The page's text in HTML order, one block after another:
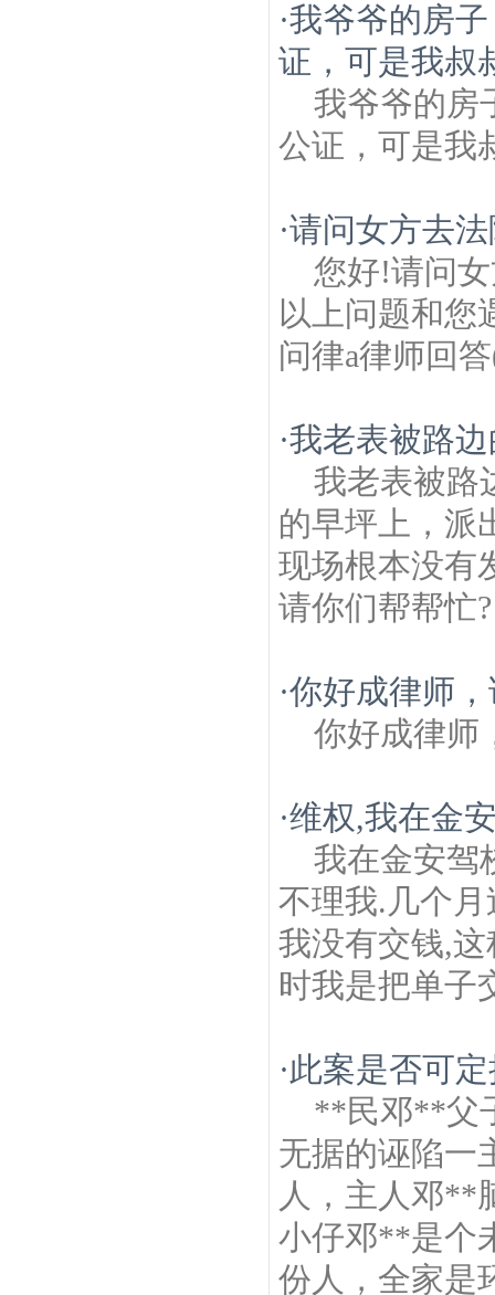
·我爷爷的房
证，可是我叔
我爷爷的房
公证，可是我
·请问女方去
您好!请问
以上问题和您
问律a律师回
·我老表被路
我老表被路
的早坪上，派
现场根本没有
请你们帮帮忙?
·你好成律师
你好成律师
·维权,我在金
我在金安驾
不理我.几个
我没有交钱,
时我是把单子
·此案是否可
**民邓**父
无据的诬陷一
人，主人邓**
小仔邓**是个
份人，全家是